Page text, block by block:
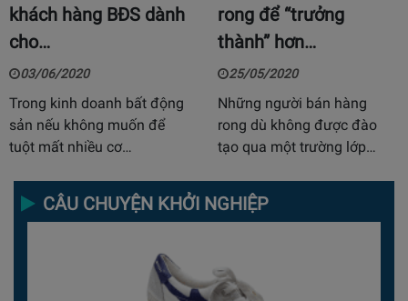
khách hàng BĐS dành
cho…
03/06/2020
Trong kinh doanh bất động
sản nếu không muốn để
tuột mất nhiều cơ…
rong để “trưởng
thành” hơn…
25/05/2020
Những người bán hàng
rong dù không được đào
tạo qua một trường lớp…
CÂU CHUYỆN KHỞI NGHIỆP